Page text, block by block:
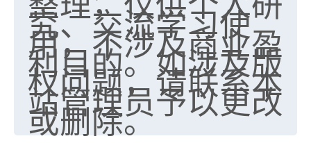
究、交流学习使
用，不涉及商业盈
利目的。如涉及版
权问题，请联系本
站管理员予以更改
或删除。